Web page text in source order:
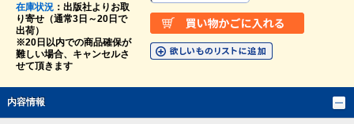
在庫状況：出版社よりお取
り寄せ（通常3日～20日で
出荷）
※20日以内での商品確保が
難しい場合、キャンセルさ
せて頂きます
内容情報